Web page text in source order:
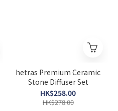
hetras Premium Ceramic
Stone Diffuser Set
HK$258.00
HK$278.00